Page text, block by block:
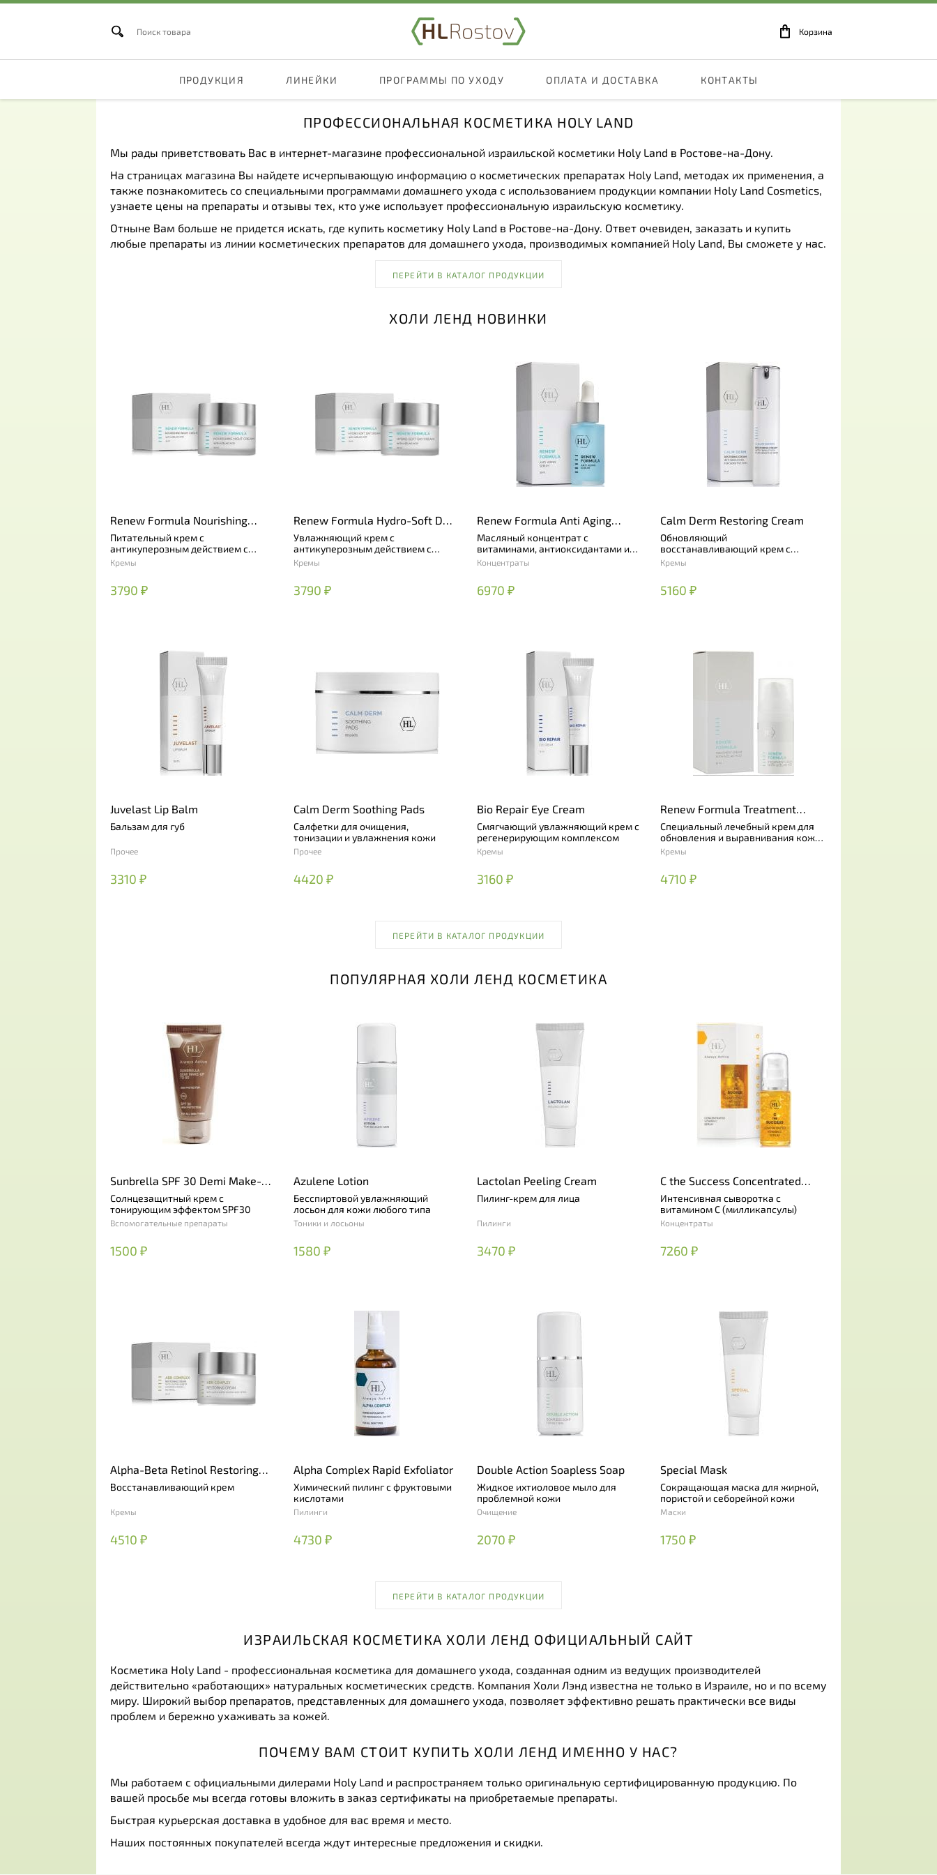
Корзина
ПРОДУКЦИЯ ЛИНЕЙКИ ПРОГРАММЫ ПО УХОДУ ОПЛАТА И ДОСТАВКА КОНТАКТЫ
ПРОФЕССИОНАЛЬНАЯ КОСМЕТИКА HOLY LAND
Мы рады приветствовать Вас в интернет-магазине профессиональной израильской косметики Holy Land в Ростове-на-Дону.
На страницах магазина Вы найдете исчерпывающую информацию о косметических препаратах Holy Land, методах их применения, а
также познакомитесь со специальными программами домашнего ухода с использованием продукции компании Holy Land Cosmetics,
узнаете цены на препараты и отзывы тех, кто уже использует профессиональную израильскую косметику.
Отныне Вам больше не придется искать, где купить косметику Holy Land в Ростове-на-Дону. Ответ очевиден, заказать и купить
любые препараты из линии косметических препаратов для домашнего ухода, производимых компанией Holy Land, Вы сможете у нас.
ПЕРЕЙТИ В КАТАЛОГ ПРОДУКЦИИ
ХОЛИ ЛЕНД НОВИНКИ
Renew Formula Nourishing
Night Cream with Azelaic Acid
Питательный крем с
антикуперозным действием с
азелаиновой и альфа-липоевой
кислотой
Кремы
3790 ₽
Renew Formula Hydro-Soft Day
Cream with Azelaic Acid
Увлажняющий крем с
антикуперозным действием с
азелаиновой и альфа-липоевой
кислотой
Кремы
3790 ₽
Renew Formula Anti Aging
Serum
Масляный концентрат с
витаминами, антиоксидантами и
фитоэстрогенами
Концентраты
6970 ₽
Calm Derm Restoring Cream
Обновляющий
восстанавливающий крем с
бакучиолом
Кремы
5160 ₽
Juvelast Lip Balm
Бальзам для губ
Прочее
3310 ₽
Calm Derm Soothing Pads
Салфетки для очищения,
тонизации и увлажнения кожи
Прочее
4420 ₽
Bio Repair Eye Cream
Смягчающий увлажняющий крем с
регенерирующим комплексом
Кремы
3160 ₽
Renew Formula Treatment
Cream with Azelaic Acid
Специальный лечебный крем для
обновления и выравнивания кожи
с кислотами и ретинолом
Кремы
4710 ₽
ПЕРЕЙТИ В КАТАЛОГ ПРОДУКЦИИ
ПОПУЛЯРНАЯ ХОЛИ ЛЕНД КОСМЕТИКА
Sunbrella SPF 30 Demi Make-
Up
Солнцезащитный крем с
тонирующим эффектом SPF30
Вспомогательные препараты
1500 ₽
Azulene Lotion
Бесспиртовой увлажняющий
лосьон для кожи любого типа
Тоники и лосьоны
1580 ₽
Lactolan Peeling Cream
Пилинг-крем для лица
Пилинги
3470 ₽
C the Success Concentrated
Vitamin C Serum
Интенсивная сыворотка с
витамином С (милликапсулы)
Концентраты
7260 ₽
Alpha-Beta Retinol Restoring
Cream
Восстанавливающий крем
Кремы
4510 ₽
Alpha Complex Rapid Exfoliator
Химический пилинг с фруктовыми
кислотами
Пилинги
4730 ₽
Double Action Soapless Soap
Жидкое ихтиоловое мыло для
проблемной кожи
Очищение
2070 ₽
Special Mask
Сокращающая маска для жирной,
пористой и себорейной кожи
Маски
1750 ₽
ПЕРЕЙТИ В КАТАЛОГ ПРОДУКЦИИ
ИЗРАИЛЬСКАЯ КОСМЕТИКА ХОЛИ ЛЕНД ОФИЦИАЛЬНЫЙ САЙТ
Косметика Holy Land - профессиональная косметика для домашнего ухода, созданная одним из ведущих производителей
действительно «работающих» натуральных косметических средств. Компания Холи Лэнд известна не только в Израиле, но и по всему
миру. Широкий выбор препаратов, представленных для домашнего ухода, позволяет эффективно решать практически все виды
проблем и бережно ухаживать за кожей.
ПОЧЕМУ ВАМ СТОИТ КУПИТЬ ХОЛИ ЛЕНД ИМЕННО У НАС?
Мы работаем с официальными дилерами Holy Land и распространяем только оригинальную сертифицированную продукцию. По
вашей просьбе мы всегда готовы вложить в заказ сертификаты на приобретаемые препараты.
Быстрая курьерская доставка в удобное для вас время и место.
Наших постоянных покупателей всегда ждут интересные предложения и скидки.